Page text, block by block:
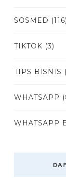
SOSMED (116)
TIKTOK (3)
TIPS BISNIS
WHATSAPP
WHATSAPP